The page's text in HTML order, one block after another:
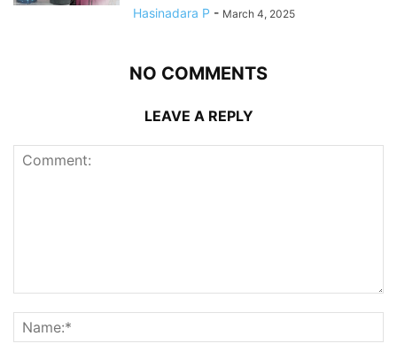
Hasinadara P - March 4, 2025
NO COMMENTS
LEAVE A REPLY